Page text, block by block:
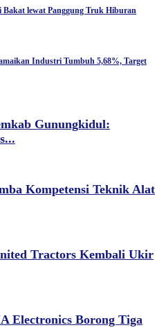
Bakat lewat Panggung Truk Hiburan
Industri Tumbuh 5,68%, Target
Gunungkidul:
Kompetensi Teknik Alat
Tractors Kembali Ukir
Electronics Borong Tiga